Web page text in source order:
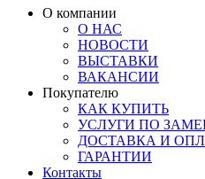
РАСПРОДАЖА ОСТАТКОВ
ВСЕ ДВЕРИ
РАЗДВИЖНЫЕ
КОМПЛЕКТУЮЩИЕ
ОГРАНИЧИТЕЛИ
ПЕТЛИ
РАЗДВИЖНАЯ СИСТЕМА
СТЕНОВЫЕ ПАНЕЛИ
О компании
О НАС
НОВОСТИ
ВЫСТАВКИ
ВАКАНСИИ
Покупателю
КАК КУПИТЬ
УСЛУГИ ПО
ДОСТАВКА И
ГАРАНТИИ
Контакты